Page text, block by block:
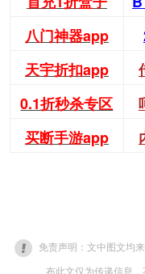
八门神器app
天宇折扣app
0.1折秒杀专区
买断手游app
免责声明：文中图文均
布此文仅为传递信息，